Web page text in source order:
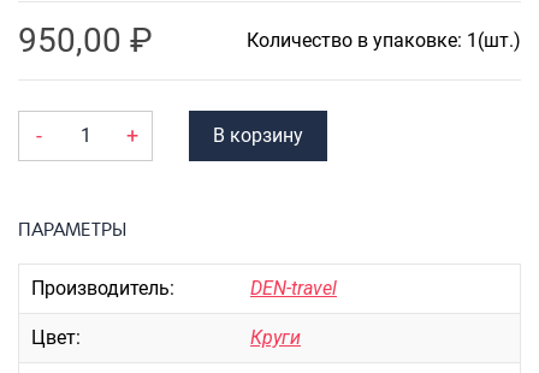
Аксессуары
ЧЕХЛЫ ДЛЯ ЧЕМОДАНОВ
Новинки
Багаж
950,00 ₽ Количество в упаковке: 1(шт.)
- + В корзину
ПАРАМЕТРЫ
Производитель: DEN-travel
Цвет: Круги